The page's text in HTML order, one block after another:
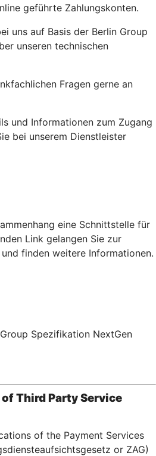
geführte Zahlungskonten.
uns auf Basis der Berlin Group
unseren technischen
Fragen gerne an
und Informationen zum Zugang
bei unserem Dienstleister
eine Schnittstelle für
Link gelangen Sie zur
finden weitere Informationen.
Spezifikation NextGen
Third Party Service
of the Payment Services
or ZAG)